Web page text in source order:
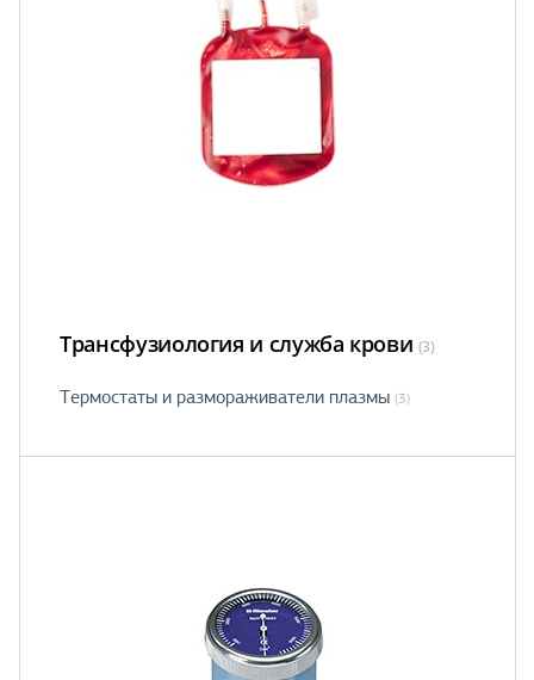
Трансфузиология и служба крови (3)
Термостаты и размораживатели плазмы (3)